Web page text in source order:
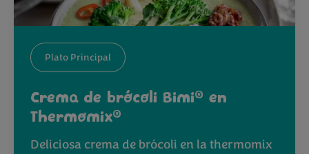
Plato Principal
Crema de brócoli Bimi® en
Thermomix®
Deliciosa crema de brócoli en la thermomix